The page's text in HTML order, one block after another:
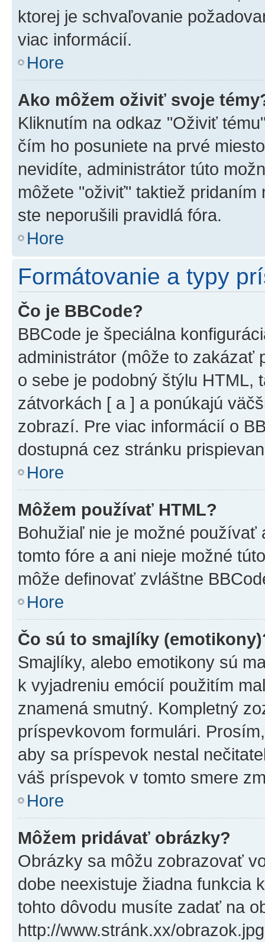
ktorej je schvaľovanie
viac informácií.
Hore
Ako môžem oživiť svoje
Kliknutím na odkaz "Oživiť
čím ho posuniete na prvé
nevidíte, administrátor túto
môžete "oživiť" taktiež
ste neporušili pravidlá fóra.
Hore
Formátovanie a typy
Čo je BBCode?
BBCode je špeciálna
administrátor (môže to zakázať
o sebe je podobný štýlu HTML,
zátvorkách [ a ] a ponúkajú
zobrazí. Pre viac informácií o
dostupná cez stránku
Hore
Môžem používať HTML?
Bohužiaľ nie je možné
tomto fóre a ani nieje možné
môže definovať zvláštne
Hore
Čo sú to smajlíky
Smajlíky, alebo emotikony sú
k vyjadreniu emócií použitím
znamená smutný. Kompletný
príspevkovom formulári.
aby sa príspevok nestal
váš príspevok v tomto smere
Hore
Môžem pridávať obrázky?
Obrázky sa môžu zobrazovať
dobe neexistuje žiadna funkcia
tohto dôvodu musíte zadať na
http://www.stránk.xx/